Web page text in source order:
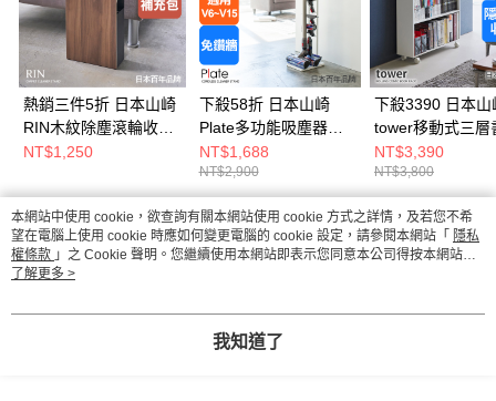
熱銷三件5折 日本山崎
RIN木紋除塵滾輪收納
架(黑)/除塵滾輪收納
收納/客廳收納
NT$1,250
下殺58折 日本山崎
Plate多功能吸塵器收
納架(白)/日本Dyson吸
塵器收納架第一品牌/
戴森收納架/立式吸塵
器
NT$1,688
NT$2,900
下殺3390 日本山
tower移動式三層
(白)/移動式書架/
多功能書架
NT$3,390
NT$3,800
熱門標籤
本網站中使用 cookie，欲查詢有關本網站使用 cookie 方式之詳情，及若您不希
望在電腦上使用 cookie 時應如何變更電腦的 cookie 設定，請參閱本網站「 隱私
權條款 」之 Cookie 聲明。您繼續使用本網站即表示您同意本公司得按本網站使
用條款之 Cookie 聲明使用 cookie。
了解更多 >
我知道了